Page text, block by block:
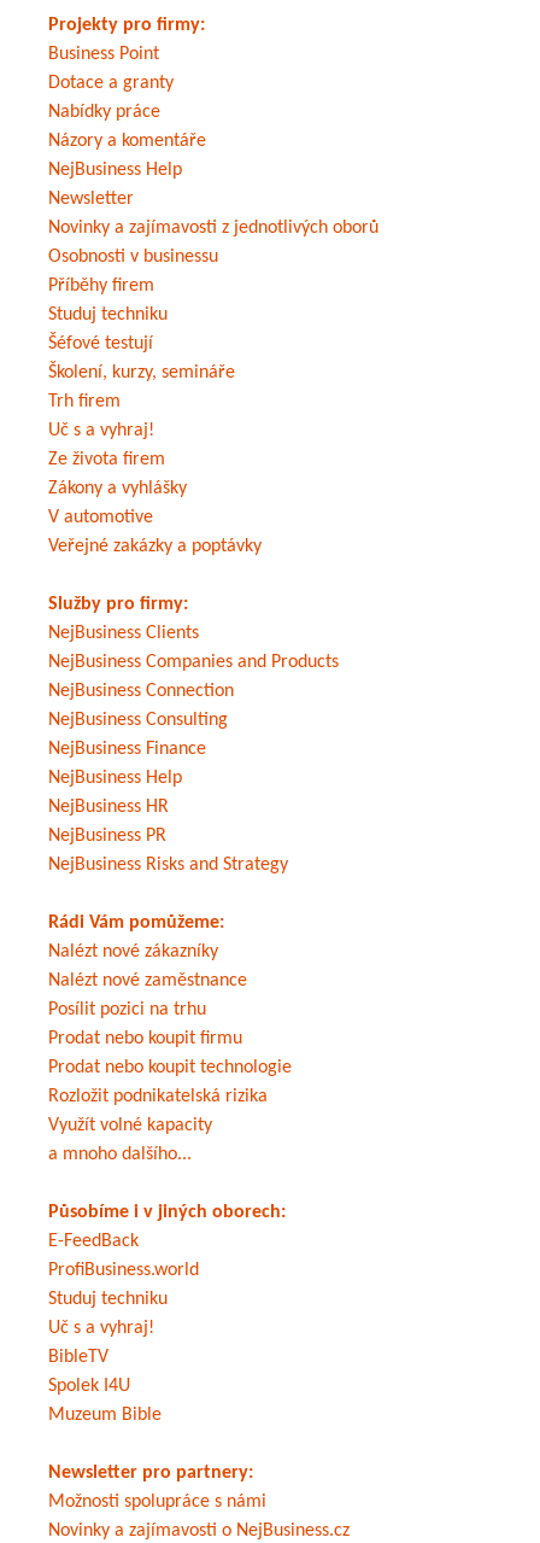
Projekty pro firmy:
Business Point
Dotace a granty
Nabídky práce
Názory a komentáře
NejBusiness Help
Newsletter
Novinky a zajímavosti z jednotlivých oborů
Osobnosti v businessu
Příběhy firem
Studuj techniku
Šéfové testují
Školení, kurzy, semináře
Trh firem
Uč s a vyhraj!
Ze života firem
Zákony a vyhlášky
V automotive
Veřejné zakázky a poptávky
Služby pro firmy:
NejBusiness Clients
NejBusiness Companies and Products
NejBusiness Connection
NejBusiness Consulting
NejBusiness Finance
NejBusiness Help
NejBusiness HR
NejBusiness PR
NejBusiness Risks and Strategy
Rádi Vám pomůžeme:
Nalézt nové zákazníky
Nalézt nové zaměstnance
Posílit pozici na trhu
Prodat nebo koupit firmu
Prodat nebo koupit technologie
Rozložit podnikatelská rizika
Využít volné kapacity
a mnoho dalšího...
Působíme i v jiných oborech:
E-FeedBack
ProfiBusiness.world
Studuj techniku
Uč s a vyhraj!
BibleTV
Spolek I4U
Muzeum Bible
Newsletter pro partnery:
Možnosti spolupráce s námi
Novinky a zajímavosti o NejBusiness.cz